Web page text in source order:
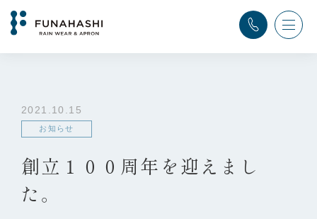
TOP 創立１００周年を迎えました。
2021.10.15
お知らせ
創立１００周年を迎えまし
た。